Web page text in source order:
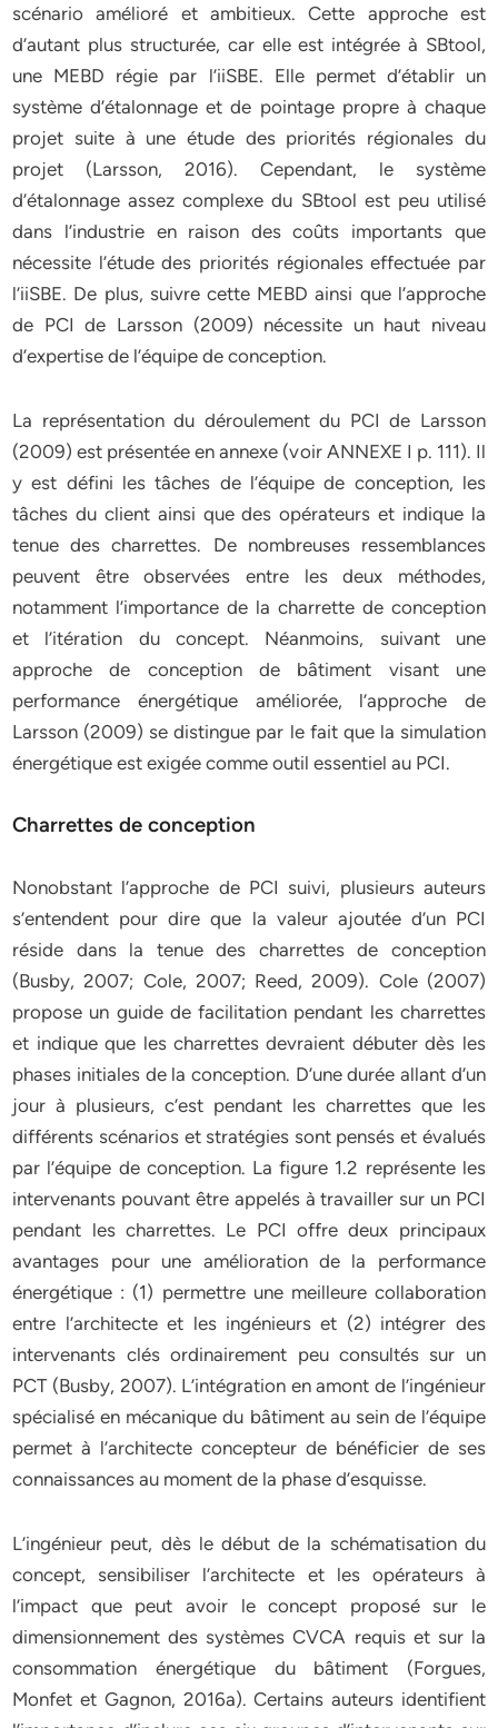
scénario amélioré et ambitieux. Cette approche est
d’autant plus structurée, car elle est intégrée à SBtool,
une MEBD régie par l’iiSBE. Elle permet d’établir un
système d’étalonnage et de pointage propre à chaque
projet suite à une étude des priorités régionales du
projet (Larsson, 2016). Cependant, le système
d’étalonnage assez complexe du SBtool est peu utilisé
dans l’industrie en raison des coûts importants que
nécessite l’étude des priorités régionales effectuée par
l’iiSBE. De plus, suivre cette MEBD ainsi que l’approche
de PCI de Larsson (2009) nécessite un haut niveau
d’expertise de l’équipe de conception.
La représentation du déroulement du PCI de Larsson
(2009) est présentée en annexe (voir ANNEXE I p. 111). Il
y est défini les tâches de l’équipe de conception, les
tâches du client ainsi que des opérateurs et indique la
tenue des charrettes. De nombreuses ressemblances
peuvent être observées entre les deux méthodes,
notamment l’importance de la charrette de conception
et l’itération du concept. Néanmoins, suivant une
approche de conception de bâtiment visant une
performance énergétique améliorée, l’approche de
Larsson (2009) se distingue par le fait que la simulation
énergétique est exigée comme outil essentiel au PCI.
Charrettes de conception
Nonobstant l’approche de PCI suivi, plusieurs auteurs
s’entendent pour dire que la valeur ajoutée d’un PCI
réside dans la tenue des charrettes de conception
(Busby, 2007; Cole, 2007; Reed, 2009). Cole (2007)
propose un guide de facilitation pendant les charrettes
et indique que les charrettes devraient débuter dès les
phases initiales de la conception. D’une durée allant d’un
jour à plusieurs, c’est pendant les charrettes que les
différents scénarios et stratégies sont pensés et évalués
par l’équipe de conception. La figure 1.2 représente les
intervenants pouvant être appelés à travailler sur un PCI
pendant les charrettes. Le PCI offre deux principaux
avantages pour une amélioration de la performance
énergétique : (1) permettre une meilleure collaboration
entre l’architecte et les ingénieurs et (2) intégrer des
intervenants clés ordinairement peu consultés sur un
PCT (Busby, 2007). L’intégration en amont de l’ingénieur
spécialisé en mécanique du bâtiment au sein de l’équipe
permet à l’architecte concepteur de bénéficier de ses
connaissances au moment de la phase d’esquisse.
L’ingénieur peut, dès le début de la schématisation du
concept, sensibiliser l’architecte et les opérateurs à
l’impact que peut avoir le concept proposé sur le
dimensionnement des systèmes CVCA requis et sur la
consommation énergétique du bâtiment (Forgues,
Monfet et Gagnon, 2016a). Certains auteurs identifient